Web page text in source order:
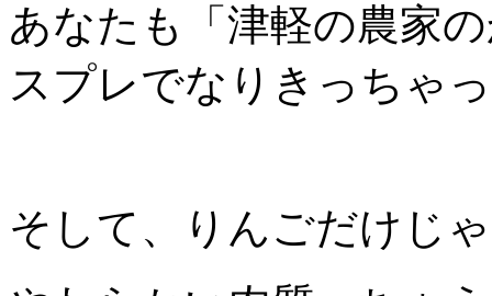
あなたも「津軽の農家
スプレでなりきっちゃ
そして、りんごだけじ